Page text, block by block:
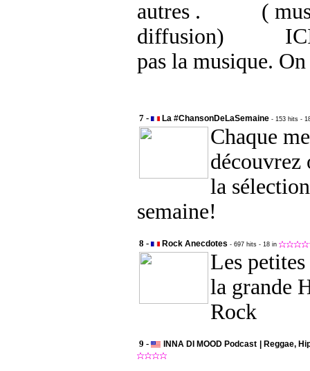
autres . (
diffusion) ICI
pas la musique.
7 - La #ChansonDeLaSemaine - 153 hits -
Chaque
découvrez
la
semaine!
8 - Rock Anecdotes - 697 hits - 18 in
Les petites
la grande
Rock
9 - INNA DI MOOD Podcast | Reggae,